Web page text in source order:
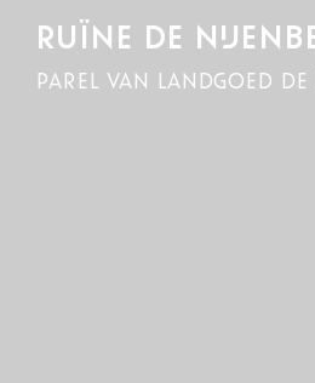
RUÏNE DE
parel van landgoed